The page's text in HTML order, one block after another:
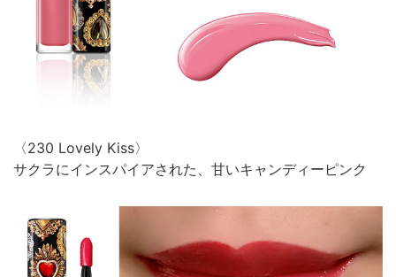
〈230 Lovely Kiss〉
サクラにインスパイアされた、甘いキャンディーピンク